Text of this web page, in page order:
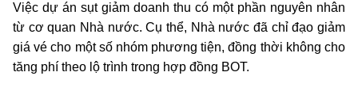
Việc dự án sụt giảm doanh thu có một phần nguyên nhân
từ cơ quan Nhà nước. Cụ thể, Nhà nước đã chỉ đạo giảm
giá vé cho một số nhóm phương tiện, đồng thời không cho
tăng phí theo lộ trình trong hợp đồng BOT.